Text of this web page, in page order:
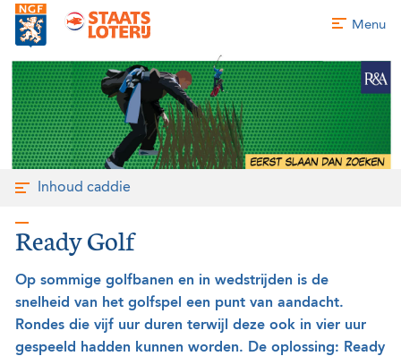
Menu
Inhoud caddie
Ready Golf
Op sommige golfbanen en in wedstrijden is de
snelheid van het golfspel een punt van aandacht.
Rondes die vijf uur duren terwijl deze ook in vier uur
gespeeld hadden kunnen worden. De oplossing: Ready